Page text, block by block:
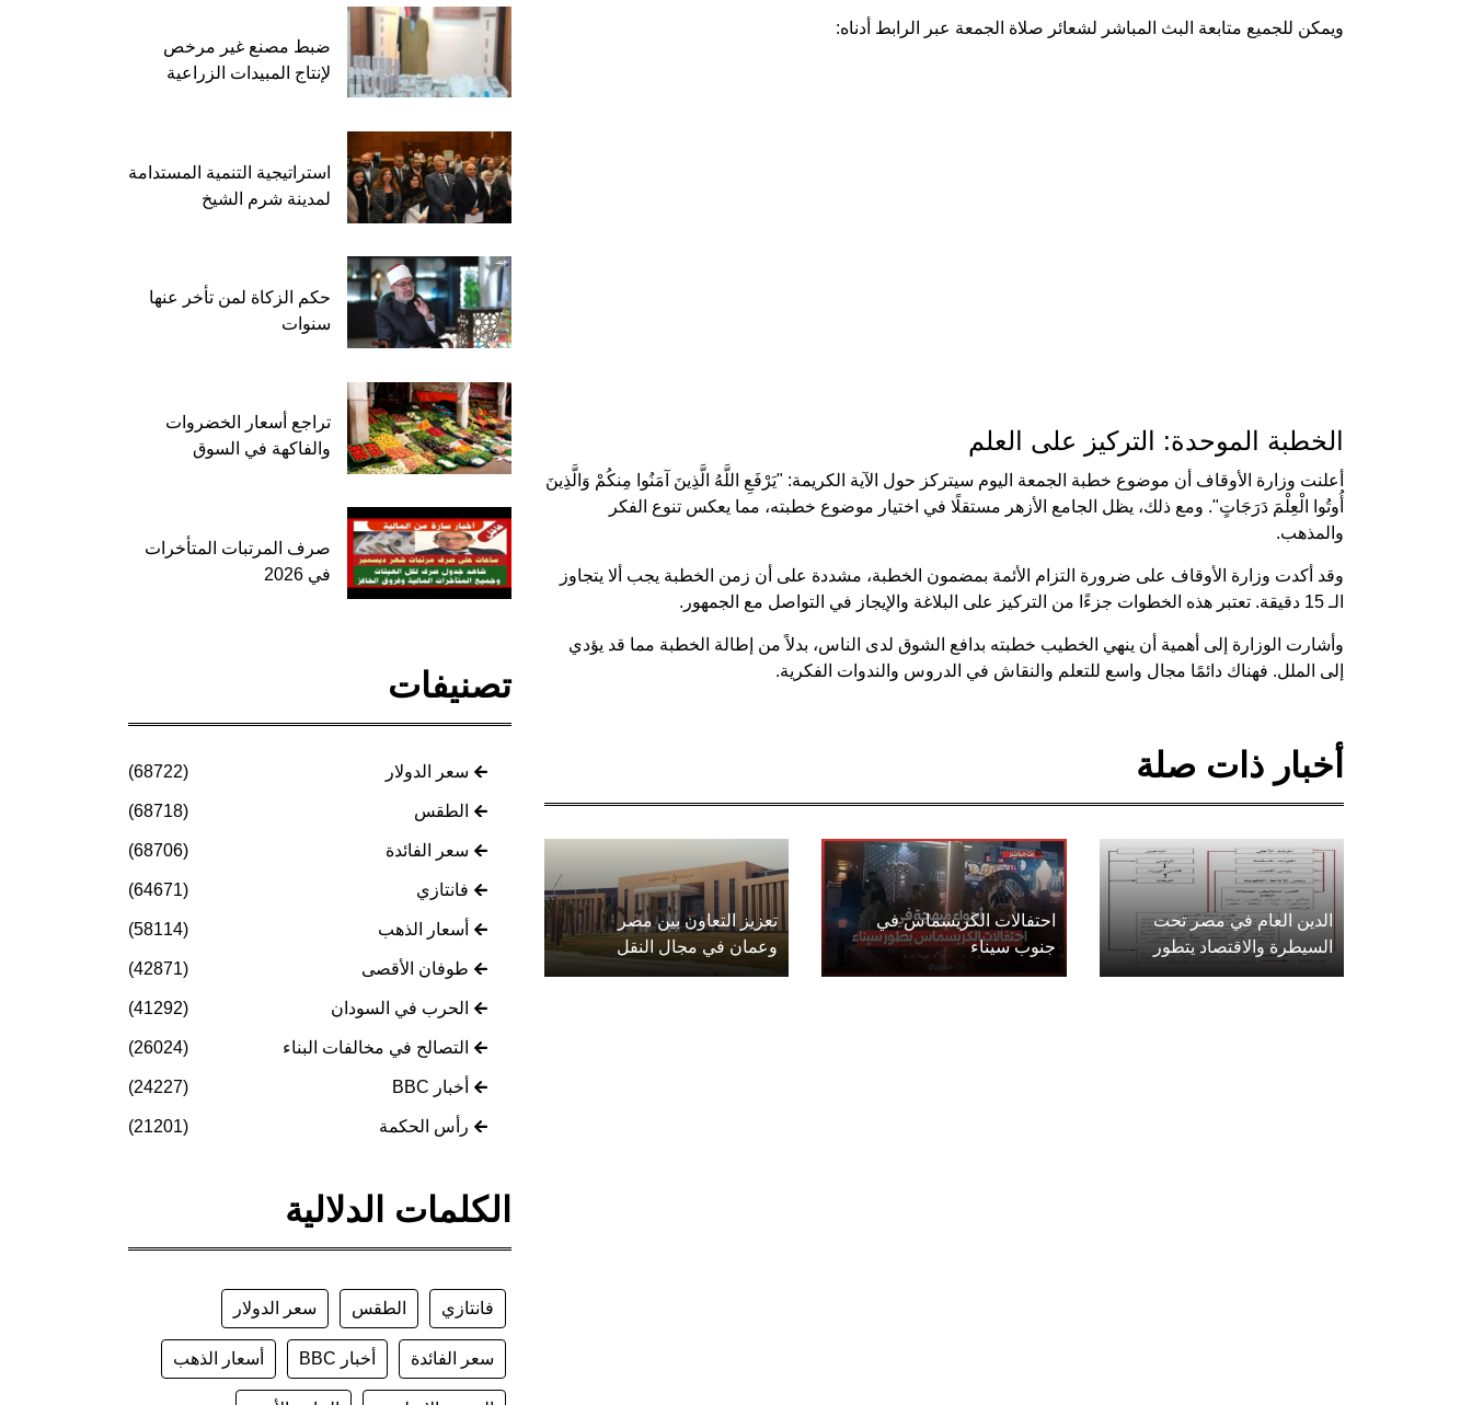
ويمكن للجميع متابعة البث المباشر لشعائر صلاة الجمعة عبر الرابط أدناه:
الخطبة الموحدة: التركيز على العلم
أعلنت وزارة الأوقاف أن موضوع خطبة الجمعة اليوم سيتركز حول الآية الكريمة: "يَرْفَعِ اللَّهُ الَّذِينَ آمَنُوا مِنكُمْ وَالَّذِينَ
أُوتُوا الْعِلْمَ دَرَجَاتٍ". ومع ذلك، يظل الجامع الأزهر مستقلًا في اختيار موضوع خطبته، مما يعكس تنوع الفكر
والمذهب.
وقد أكدت وزارة الأوقاف على ضرورة التزام الأئمة بمضمون الخطبة، مشددة على أن زمن الخطبة يجب ألا يتجاوز
الـ 15 دقيقة. تعتبر هذه الخطوات جزءًا من التركيز على البلاغة والإيجاز في التواصل مع الجمهور.
وأشارت الوزارة إلى أهمية أن ينهي الخطيب خطبته بدافع الشوق لدى الناس، بدلاً من إطالة الخطبة مما قد يؤدي
إلى الملل. فهناك دائمًا مجال واسع للتعلم والنقاش في الدروس والندوات الفكرية.
أخبار ذات صلة
الدين العام في مصر تحت
السيطرة والاقتصاد يتطور
احتفالات الكريسماس في
جنوب سيناء
تعزيز التعاون بين مصر
وعمان في مجال النقل
ضبط مصنع غير مرخص
لإنتاج المبيدات الزراعية
استراتيجية التنمية المستدامة
لمدينة شرم الشيخ
حكم الزكاة لمن تأخر عنها
سنوات
تراجع أسعار الخضروات
والفاكهة في السوق
صرف المرتبات المتأخرات
في 2026
تصنيفات
سعر الدولار (68722)
الطقس (68718)
سعر الفائدة (68706)
فانتازي (64671)
أسعار الذهب (58114)
طوفان الأقصى (42871)
الحرب في السودان (41292)
التصالح في مخالفات البناء (26024)
أخبار BBC (24227)
رأس الحكمة (21201)
الكلمات الدلالية
فانتازي الطقس سعر الدولار
سعر الفائدة أخبار BBC أسعار الذهب